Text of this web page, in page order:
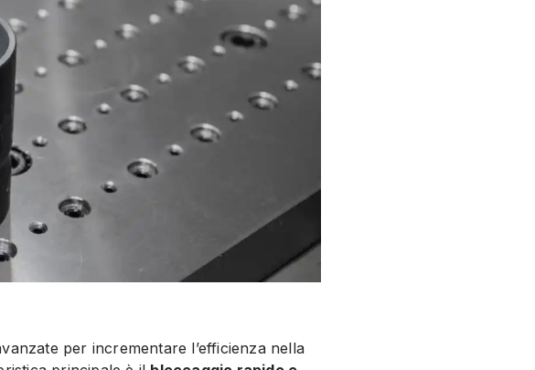
per incrementare l’efficienza nella